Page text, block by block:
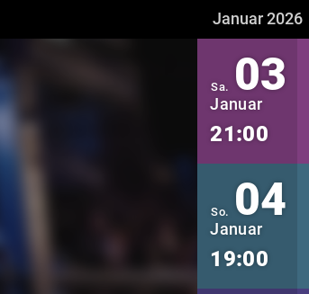
Januar 2026
Sa. 03
Januar
21:00
So. 04
Januar
19:00
Januar 2026